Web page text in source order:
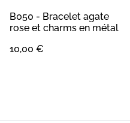
B050 - Bracelet agate
rose et charms en métal
10,00 €